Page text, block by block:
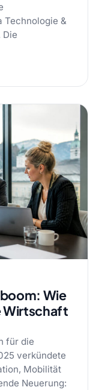
Technologie &
Die
Wie
Wirtschaft
für die
verkündete
Mobilität
Neuerung: